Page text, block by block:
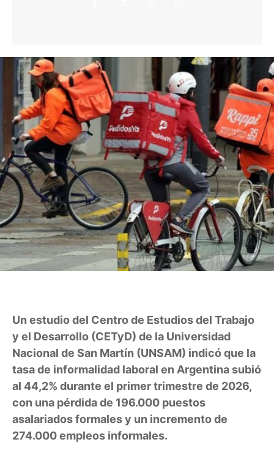
Un estudio del Centro de Estudios del Trabajo
y el Desarrollo (CETyD) de la Universidad
Nacional de San Martín (UNSAM) indicó que la
tasa de informalidad laboral en Argentina subió
al 44,2% durante el primer trimestre de 2026,
con una pérdida de 196.000 puestos
asalariados formales y un incremento de
274.000 empleos informales.